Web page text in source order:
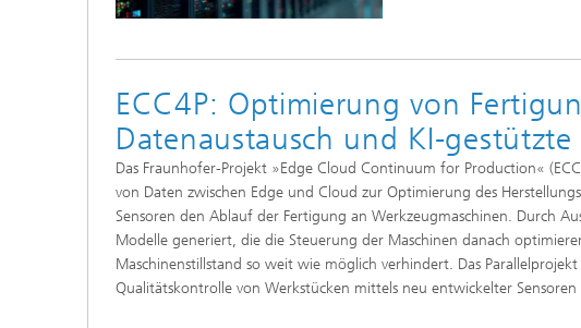
ECC4P: Optimierung von
Datenaustausch und KI-
Das Fraunhofer-Projekt »Edge Cloud Continuum for Production«
von Daten zwischen Edge und Cloud zur Optimierung des
Sensoren den Ablauf der Fertigung an Werkzeugmaschinen. Durch
Modelle generiert, die die Steuerung der Maschinen danach
Maschinenstillstand so weit wie möglich verhindert. Das
Qualitätskontrolle von Werkstücken mittels neu entwickelter